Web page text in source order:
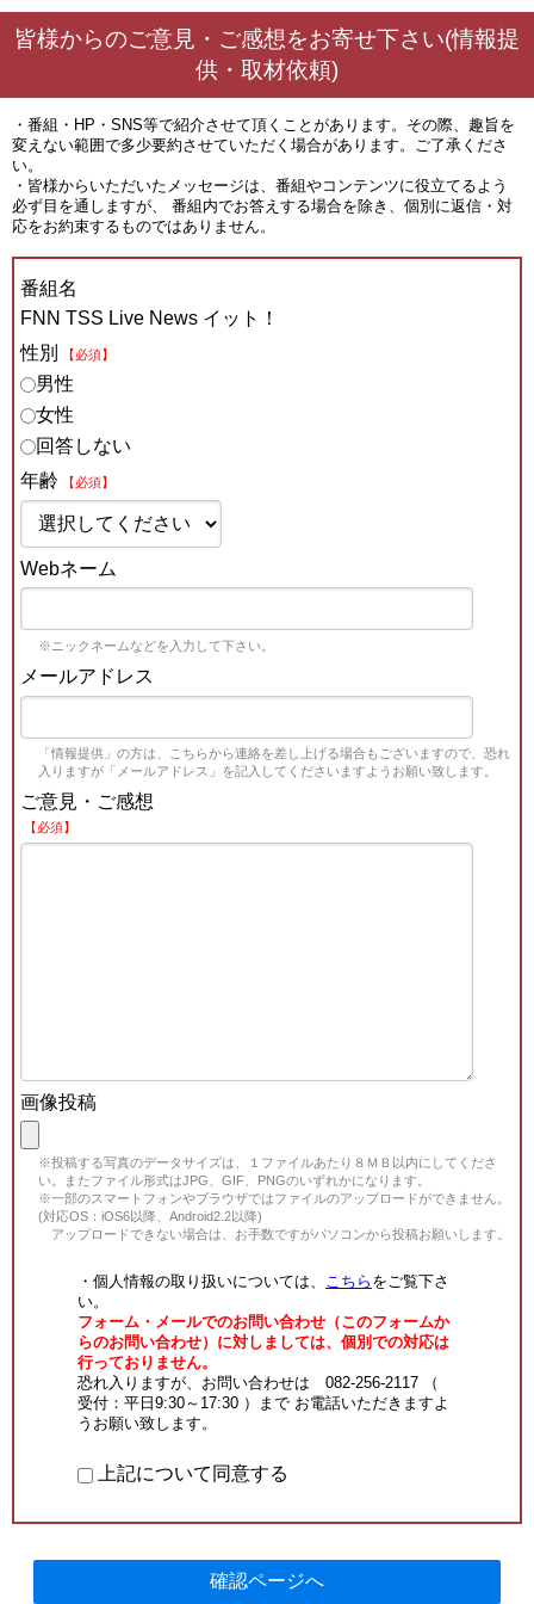
皆様からのご意見・ご感想をお寄せ下さい(情報提
供・取材依頼)
・番組・HP・SNS等で紹介させて頂くことがあります。その際、趣旨を
変えない範囲で多少要約させていただく場合があります。ご了承くださ
い。
・皆様からいただいたメッセージは、番組やコンテンツに役立てるよう
必ず目を通しますが、 番組内でお答えする場合を除き、個別に返信・対
応をお約束するものではありません。
番組名
FNN TSS Live News イット！
性別
【必須】
男性
女性
回答しない
年齢
【必須】
Webネーム
※ニックネームなどを入力して下さい。
メールアドレス
「情報提供」の方は、こちらから連絡を差し上げる場合もございますので、恐れ
入りますが「メールアドレス」を記入してくださいますようお願い致します。
ご意見・ご感想
【必須】
画像投稿
※投稿する写真のデータサイズは、１ファイルあたり８ＭＢ以内にしてくださ
い。またファイル形式はJPG、GIF、PNGのいずれかになります。
※一部のスマートフォンやブラウザではファイルのアップロードができません。
(対応OS：iOS6以降、Android2.2以降)
アップロードできない場合は、お手数ですがパソコンから投稿お願いします。
・個人情報の取り扱いについては、 こちら をご覧下さ
い。
フォーム・メールでのお問い合わせ（このフォームか
らのお問い合わせ）に対しましては、個別での対応は
行っておりません。
恐れ入りますが、お問い合わせは 082-256-2117 （
受付：平日9:30～17:30 ）まで お電話いただきますよ
うお願い致します。
上記について同意する
確認ページへ